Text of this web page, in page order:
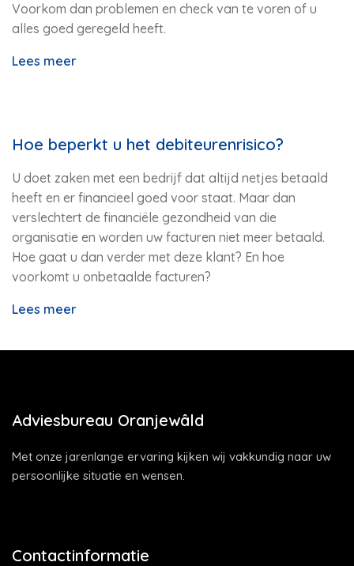
Voorkom dan problemen en check van te voren of u
alles goed geregeld heeft.
Lees meer
Hoe beperkt u het debiteurenrisico?
U doet zaken met een bedrijf dat altijd netjes betaald
heeft en er financieel goed voor staat. Maar dan
verslechtert de financiële gezondheid van die
organisatie en worden uw facturen niet meer betaald.
Hoe gaat u dan verder met deze klant? En hoe
voorkomt u onbetaalde facturen?
Lees meer
Adviesbureau Oranjewâld
Met onze jarenlange ervaring kijken wij vakkundig naar uw
persoonlijke situatie en wensen.
Contactinformatie